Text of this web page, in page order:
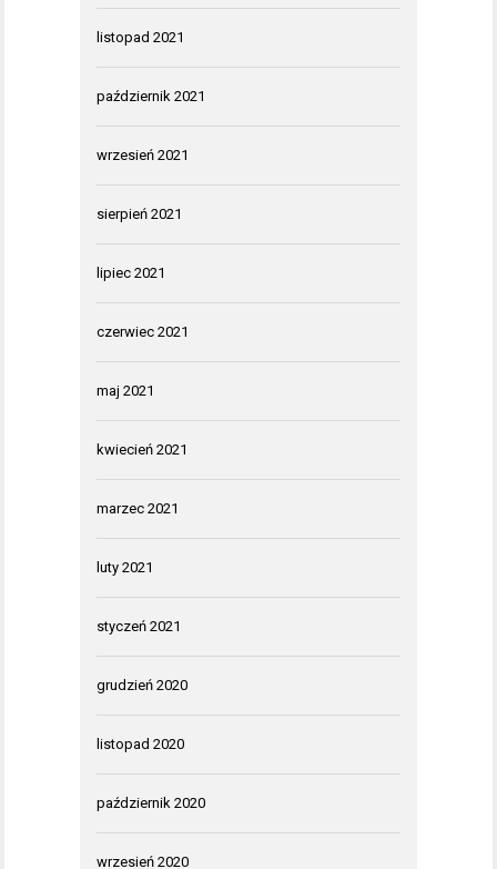
listopad 2021
październik 2021
wrzesień 2021
sierpień 2021
lipiec 2021
czerwiec 2021
maj 2021
kwiecień 2021
marzec 2021
luty 2021
styczeń 2021
grudzień 2020
listopad 2020
październik 2020
wrzesień 2020